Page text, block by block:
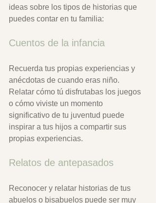
ideas sobre los tipos de historias que
puedes contar en tu familia:
Cuentos de la infancia
Recuerda tus propias experiencias y
anécdotas de cuando eras niño.
Relatar cómo tú disfrutabas los juegos
o cómo viviste un momento
significativo de tu juventud puede
inspirar a tus hijos a compartir sus
propias experiencias.
Relatos de antepasados
Reconocer y relatar historias de tus
abuelos o bisabuelos puede ser muy